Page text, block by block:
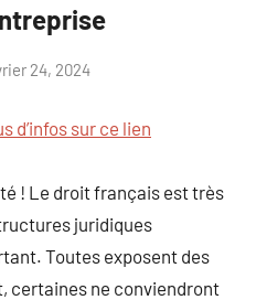
24, 2024
d’infos sur ce lien
! Le droit français est très
juridiques
Toutes exposent des
certaines ne conviendront